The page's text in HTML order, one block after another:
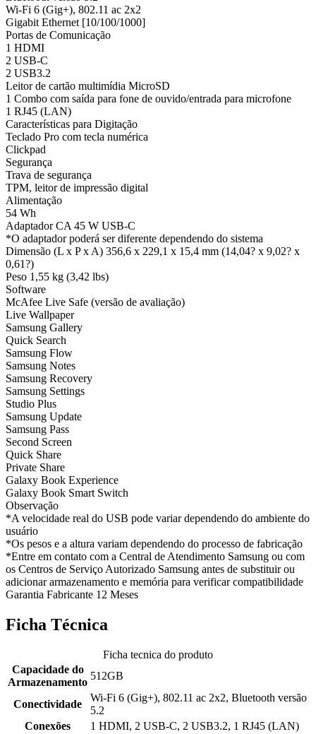
Wi-Fi 6 (Gig+), 802.11 ac 2x2
Gigabit Ethernet [10/100/1000]
Portas de Comunicação
1 HDMI
2 USB-C
2 USB3.2
Leitor de cartão multimídia MicroSD
1 Combo com saída para fone de ouvido/entrada para microfone
1 RJ45 (LAN)
Características para Digitação
Teclado Pro com tecla numérica
Clickpad
Segurança
Trava de segurança
TPM, leitor de impressão digital
Alimentação
54 Wh
Adaptador CA 45 W USB-C
*O adaptador poderá ser diferente dependendo do sistema
Dimensão (L x P x A) 356,6 x 229,1 x 15,4 mm (14,04? x 9,02? x
0,61?)
Peso 1,55 kg (3,42 lbs)
Software
McAfee Live Safe (versão de avaliação)
Live Wallpaper
Samsung Gallery
Quick Search
Samsung Flow
Samsung Notes
Samsung Recovery
Samsung Settings
Studio Plus
Samsung Update
Samsung Pass
Second Screen
Quick Share
Private Share
Galaxy Book Experience
Galaxy Book Smart Switch
Observação
*A velocidade real do USB pode variar dependendo do ambiente do
usuário
*Os pesos e a altura variam dependendo do processo de fabricação
*Entre em contato com a Central de Atendimento Samsung ou com
os Centros de Serviço Autorizado Samsung antes de substituir ou
adicionar armazenamento e memória para verificar compatibilidade
Garantia Fabricante 12 Meses
Ficha Técnica
Ficha tecnica do produto
Capacidade do
Armazenamento
512GB
Conectividade
Wi-Fi 6 (Gig+), 802.11 ac 2x2, Bluetooth versão
5.2
Conexões
1 HDMI, 2 USB-C, 2 USB3.2, 1 RJ45 (LAN)